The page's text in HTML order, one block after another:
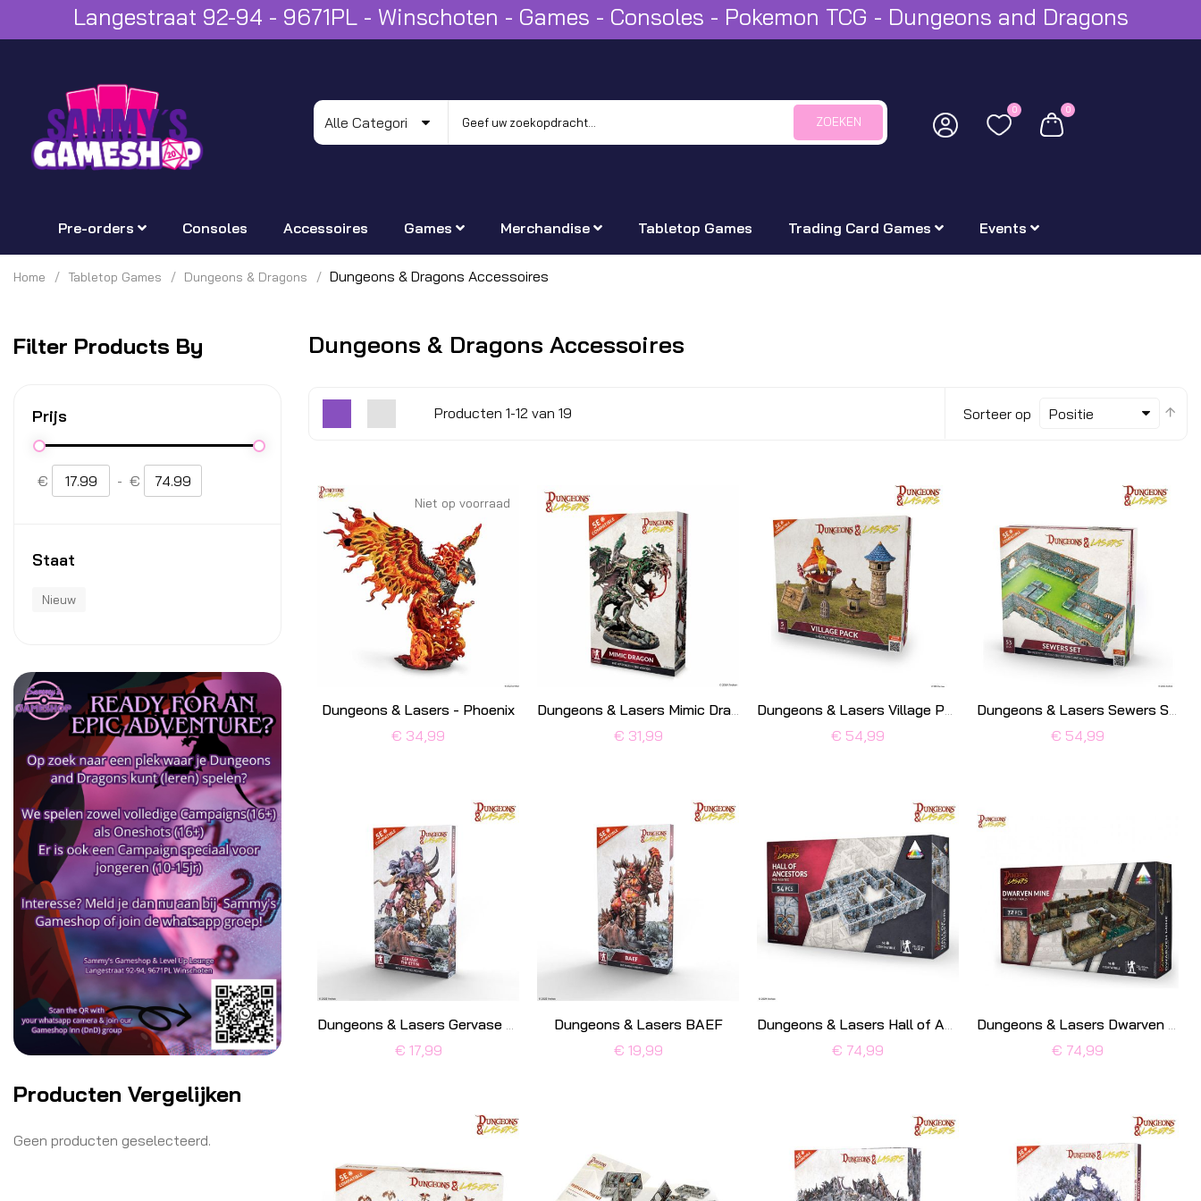
Langestraat 92-94 - 9671PL - Winschoten - Games - Consoles - Pokemon TCG - Dungeons and Dragons
ZOEKEN
0 0
Pre-orders Consoles Accessoires Games Merchandise Tabletop Games Trading Card Games Events
Home Tabletop Games Dungeons & Dragons Dungeons & Dragons Accessoires
Dungeons & Dragons Accessoires
Producten 1-12 van 19 Sorteer op
Dungeons & Lasers - Phoenix
€ 34,99
Niet op voorraad
Dungeons & Lasers Mimic Dragon
€ 31,99
Dungeons & Lasers Village Pack
€ 54,99
Dungeons & Lasers Sewers Set
€ 54,99
Dungeons & Lasers Gervase The Ettin
€ 17,99
Dungeons & Lasers BAEF
€ 19,99
Dungeons & Lasers Hall of Ancestors
€ 74,99
Dungeons & Lasers Dwarven Mine
€ 74,99
Filter Products By
Prijs
€ - €
Staat
Nieuw
Producten Vergelijken
Geen producten geselecteerd.